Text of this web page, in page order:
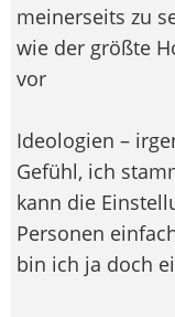
meinerseits zu
wie der größte
vor
Ideologien –
Gefühl, ich
kann die
Personen
bin ich ja doch